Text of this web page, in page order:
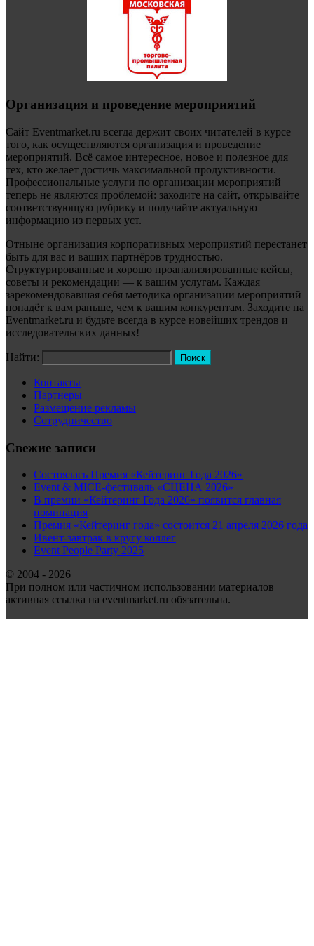
Организация и проведение мероприятий
Сайт Eventmarket.ru всегда держит своих читателей в курсе
того, как осуществляются организация и проведение
мероприятий. Всё самое интересное, новое и полезное для
тех, кто желает достичь максимальной продуктивности.
Профессиональные услуги по организации мероприятий
теперь не являются проблемой: заходите на сайт, открывайте
соответствующую рубрику и получайте актуальную
информацию из первых уст.
Отныне организация корпоративных мероприятий перестанет
быть для вас и ваших партнёров трудностью.
Структурированные и хорошо проанализированные кейсы,
советы и рекомендации — к вашим услугам. Каждая
зарекомендовавшая себя методика организации мероприятий
попадёт к вам раньше, чем к вашим конкурентам. Заходите на
Eventmarket.ru и будьте всегда в курсе новейших трендов и
исследовательских данных!
Найти:
Контакты
Партнеры
Размещение рекламы
Сотрудничество
Свежие записи
Состоялась Премия «Кейтеринг Года 2026»
Event & MICE-фестиваль «СЦЕНА 2026»
В премии «Кейтеринг Года 2026» появится главная
номинация
Премия «Кейтеринг года» состоится 21 апреля 2026 года
Ивент-завтрак в кругу коллег
Event People Party 2025
© 2004 - 2026
При полном или частичном использовании материалов
активная ссылка на eventmarket.ru обязательна.